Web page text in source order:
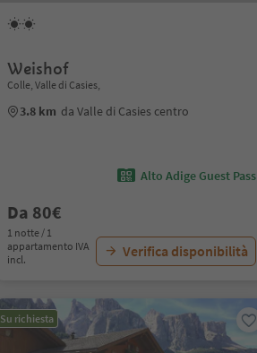
Weishof
Colle, Valle di Casies,
3.8 km da Valle di Casies centro
Alto Adige Guest Pass
Da 80€
1 notte / 1
appartamento IVA
incl.
Verifica disponibilità
Su richiesta